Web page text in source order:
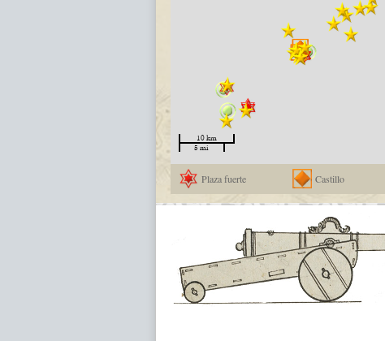
10 km
5 mi
Plaza fuerte Castillo